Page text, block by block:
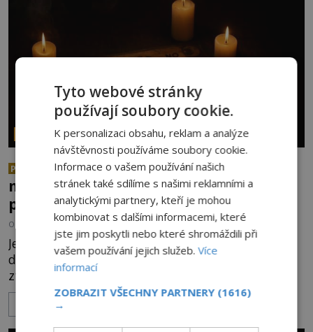
PARANORMÁLNÍ JEVY
PREMIUM
Herec Richard Dreyfuss a
muzikant Dave Grohl: Jaké mají
paranormální zážitky?
OD ANDREA ŠULCOVÁ 5.8.2026 2.8TIS
Je to jízda s větrem o závod. V roce 1982 americký
drogově závislý herec Richard Dreyfuss (*1947)
ztratí poslední zbytky sebezáchovy a prohání se
po silnicích ve svém mercedesu jako utržený ze
řetězu. Vše vyvrcholí katastrofou, když to Dreyfuss
napálí v plné rychlosti do stromu! Policie ve vraku
ZOBRAZIT VÍCE
Tyto webové stránky
používají soubory cookie.
K personalizaci obsahu, reklam a analýze
návštěvnosti používáme soubory cookie.
Informace o vašem používání našich
stránek také sdílíme s našimi reklamními a
analytickými partnery, kteří je mohou
kombinovat s dalšími informacemi, které
jste jim poskytli nebo které shromáždili při
vašem používání jejich služeb.Více
informací
ZOBRAZIT VŠECHNY PARTNERY (1616)
→